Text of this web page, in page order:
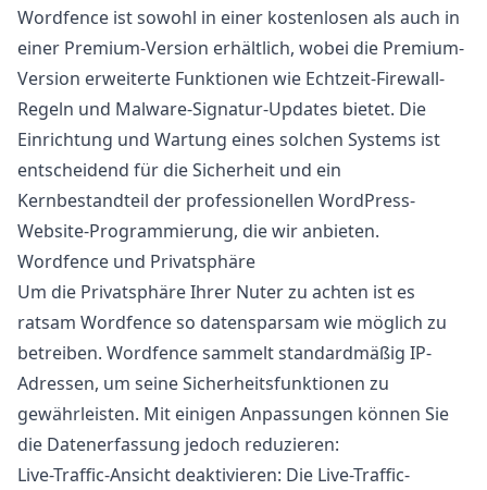
Wordfence ist sowohl in einer kostenlosen als auch in
einer Premium-Version erhältlich, wobei die Premium-
Version erweiterte Funktionen wie Echtzeit-Firewall-
Regeln und Malware-Signatur-Updates bietet. Die
Einrichtung und Wartung eines solchen Systems ist
entscheidend für die Sicherheit und ein
Kernbestandteil der professionellen WordPress-
Website-Programmierung, die wir anbieten.
Wordfence und Privatsphäre
Um die Privatsphäre Ihrer Nuter zu achten ist es
ratsam Wordfence so datensparsam wie möglich zu
betreiben. Wordfence sammelt standardmäßig IP-
Adressen, um seine Sicherheitsfunktionen zu
gewährleisten. Mit einigen Anpassungen können Sie
die Datenerfassung jedoch reduzieren:
Live-Traffic-Ansicht deaktivieren: Die Live-Traffic-